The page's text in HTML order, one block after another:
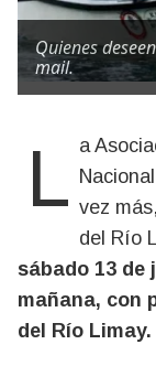
Quienes
mail.
La Asociación de Guías de Pesca del Parque vez
del Río
sábado 13 de
mañana, con
del Río Limay.